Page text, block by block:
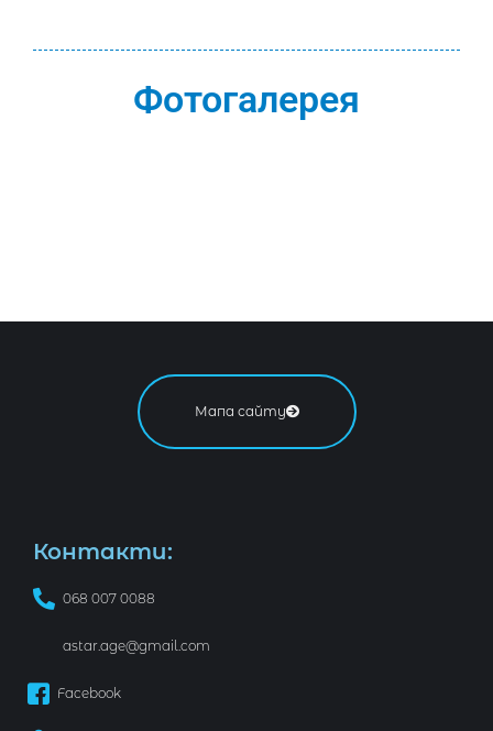
Фотогалерея
Мапа сайту
Контакти:
068 007 0088
astar.age@gmail.com
Facebook